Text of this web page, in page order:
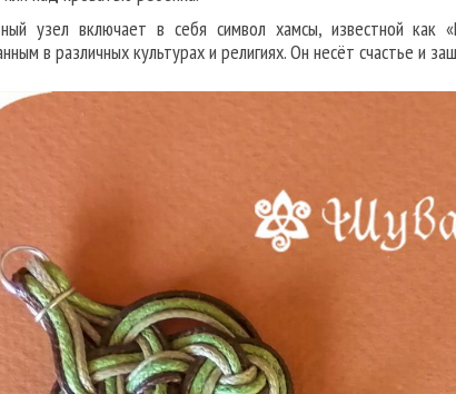
узел включает в себя символ хамсы, известной
в различных культурах и религиях. Он несёт счастье и